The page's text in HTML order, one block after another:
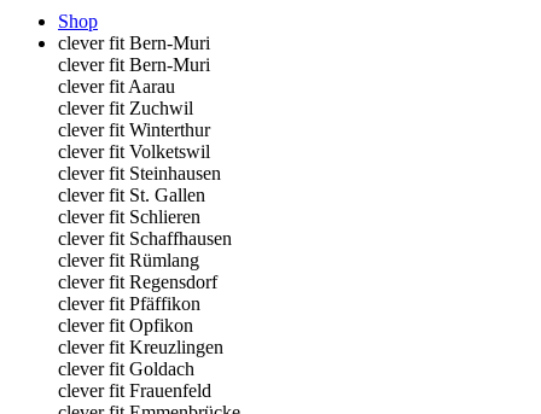
Shop
clever fit Bern-Muri
clever fit Bern-Muri
clever fit Aarau
clever fit Zuchwil
clever fit Winterthur
clever fit Volketswil
clever fit Steinhausen
clever fit St. Gallen
clever fit Schlieren
clever fit Schaffhausen
clever fit Rümlang
clever fit Regensdorf
clever fit Pfäffikon
clever fit Opfikon
clever fit Kreuzlingen
clever fit Goldach
clever fit Frauenfeld